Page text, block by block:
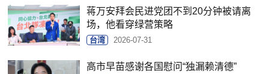
蒋万安拜会民进党团不到20分钟被请离
场，他看穿绿营策略
台湾 2026-07-31
高市早苗感谢各国慰问“独漏赖清德”